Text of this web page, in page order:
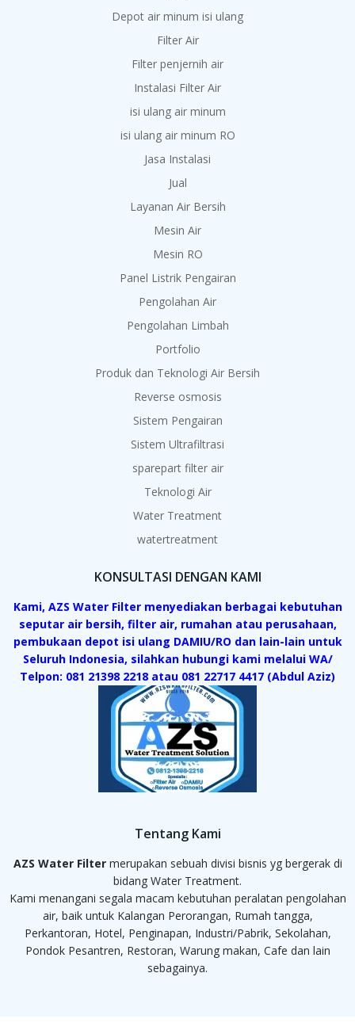
Depot air minum isi ulang
Filter Air
Filter penjernih air
Instalasi Filter Air
isi ulang air minum
isi ulang air minum RO
Jasa Instalasi
Jual
Layanan Air Bersih
Mesin Air
Mesin RO
Panel Listrik Pengairan
Pengolahan Air
Pengolahan Limbah
Portfolio
Produk dan Teknologi Air Bersih
Reverse osmosis
Sistem Pengairan
Sistem Ultrafiltrasi
sparepart filter air
Teknologi Air
Water Treatment
watertreatment
KONSULTASI DENGAN KAMI
Kami, AZS Water Filter menyediakan berbagai kebutuhan
seputar air bersih, filter air, rumahan atau perusahaan,
pembukaan depot isi ulang DAMIU/RO dan lain-lain untuk
Seluruh Indonesia, silahkan hubungi kami melalui WA/
Telpon: 081 21398 2218 atau 081 22717 4417 (Abdul Aziz)
Tentang Kami
AZS Water Filtermerupakan sebuah divisi bisnis yg bergerak di
bidang Water Treatment.
Kami menangani segala macam kebutuhan peralatan pengolahan
air, baik untuk Kalangan Perorangan, Rumah tangga,
Perkantoran, Hotel, Penginapan, Industri/Pabrik, Sekolahan,
Pondok Pesantren, Restoran, Warung makan, Cafe dan lain
sebagainya.